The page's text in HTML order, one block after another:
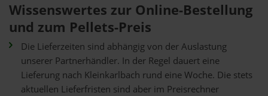
Wissenswertes zur Online-Bestellung
und zum Pellets-Preis
Die Lieferzeiten sind abhängig von der Auslastung
unserer Partnerhändler. In der Regel dauert eine
Lieferung nach Kleinkarlbach rund eine Woche. Die stets
aktuellen Lieferfristen sind aber im Preisrechner